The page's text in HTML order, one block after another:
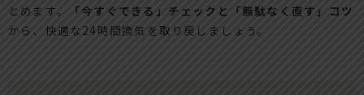
とめます。
「今すぐできる」チェックと「無駄なく直す」コツ
から、快適な24時間換気を取り戻しましょう。